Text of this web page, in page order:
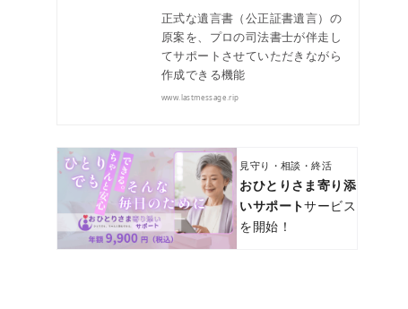
正式な遺言書（公正証書遺言）の
原案を、プロの司法書士が伴走し
てサポートさせていただきながら
作成できる機能
www.lastmessage.rip
見守り・相談・終活
おひとりさま寄り添
いサポートサービス
を開始！